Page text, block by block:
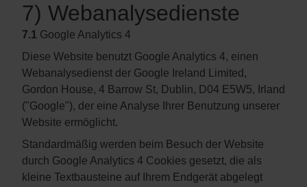
7) Webanalysedienste
7.1 Google Analytics 4
Diese Website benutzt Google Analytics 4, einen
Webanalysedienst der Google Ireland Limited,
Gordon House, 4 Barrow St, Dublin, D04 E5W5, Irland
("Google"), der eine Analyse Ihrer Benutzung unserer
Website ermöglicht.
Standardmäßig werden beim Besuch der Website
durch Google Analytics 4 Cookies gesetzt, die als
kleine Textbausteine auf Ihrem Endgerät abgelegt